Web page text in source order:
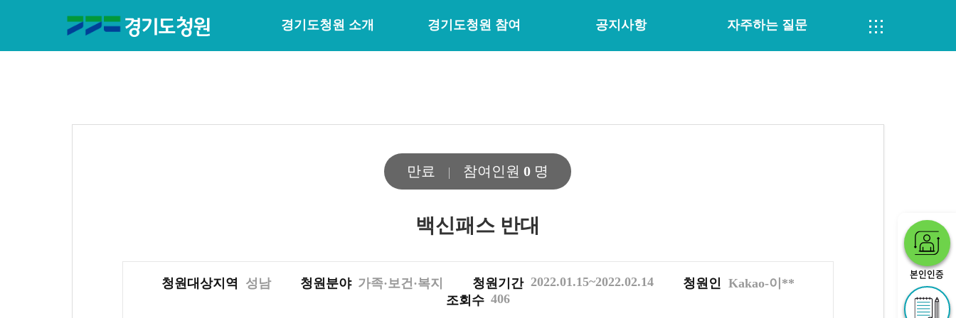
경기도청원 소개 경기도청원 참여 공지사항 자주하는 질문
본인인증
만료 참여인원0 명
백신패스 반대
청원대상지역 성남 청원분야 가족·보건·복지 청원기간 2022.01.15~2022.02.14 청원인
Kakao-이**
조회수 406